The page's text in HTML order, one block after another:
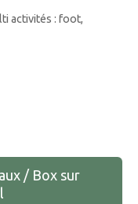
activités : foot,
/ Box sur